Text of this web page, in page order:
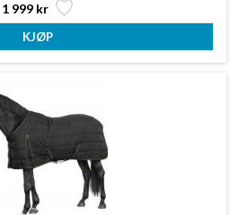
1 999 kr